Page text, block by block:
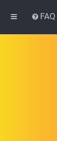
FAQ